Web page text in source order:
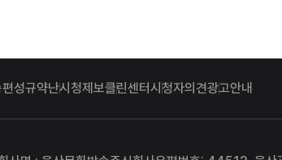
편성규약난시청제보클린센터시청자의견광고안내